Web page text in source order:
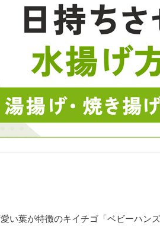
い葉が特徴のキイチゴ「ベビーハン